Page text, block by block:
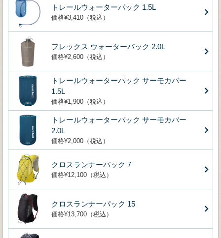
トレールウォーターパック 1.5L
価格¥3,410（税込）
フレックス ウォーターパック 2.0L
価格¥2,600（税込）
トレールウォーターパック サーモカバー
1.5L
価格¥1,900（税込）
トレールウォーターパック サーモカバー
2.0L
価格¥2,000（税込）
クロスランナーパック 7
価格¥12,100（税込）
クロスランナーパック 15
価格¥13,700（税込）